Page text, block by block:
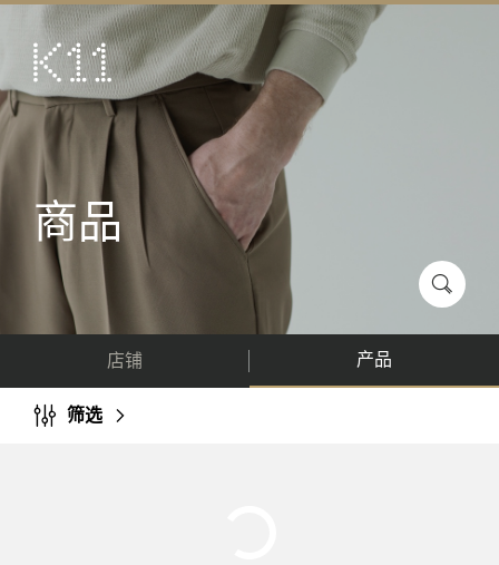
艺术及文化
店铺
美馔
活动
优惠及推广
关于
商品
店铺 产品
筛选